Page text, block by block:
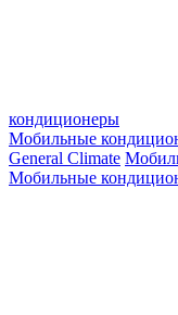
кондиционеры
Мобильные
General Climate
Мобильные